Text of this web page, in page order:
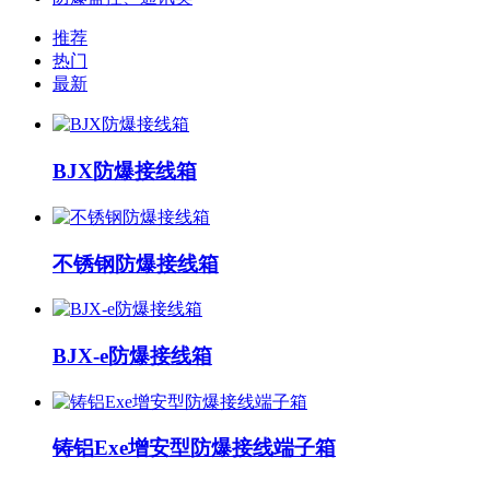
推荐
热门
最新
BJX防爆接线箱
不锈钢防爆接线箱
BJX-e防爆接线箱
铸铝Exe增安型防爆接线端子箱